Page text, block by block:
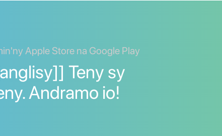
Apple Store na Google Play
Teny sy
Andramo io!